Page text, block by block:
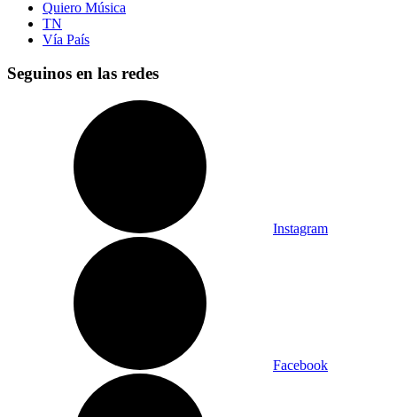
Quiero Música
TN
Vía País
Seguinos en las redes
Instagram
Facebook